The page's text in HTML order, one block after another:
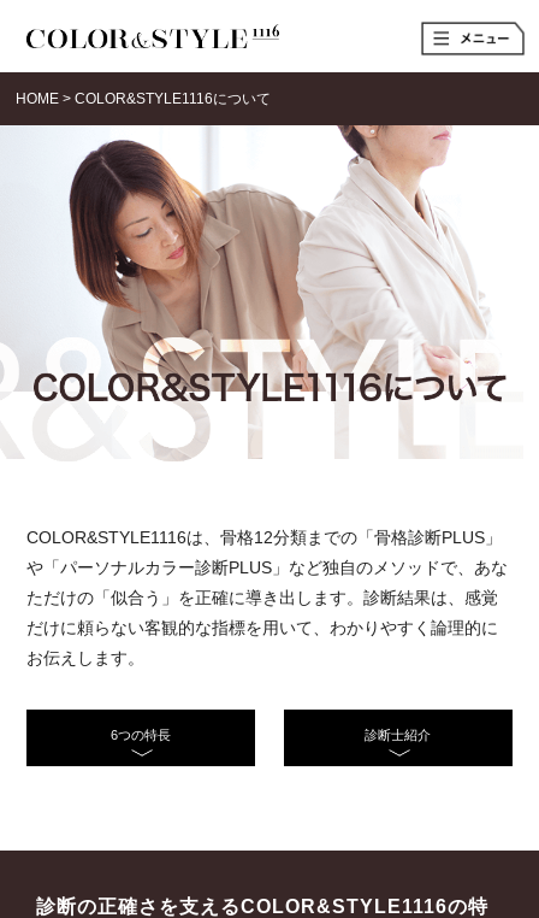
t
o
e
i
o
n
HOME >COLOR&STYLE1116について
COLOR&STYLE1116は、骨格12分類までの「骨格診断PLUS」
や「パーソナルカラー診断PLUS」など独自のメソッドで、あな
ただけの「似合う」を正確に導き出します。診断結果は、感覚
だけに頼らない客観的な指標を用いて、わかりやすく論理的に
お伝えします。
6つの特長 診断士紹介
診断の正確さを支えるCOLOR&STYLE1116の特